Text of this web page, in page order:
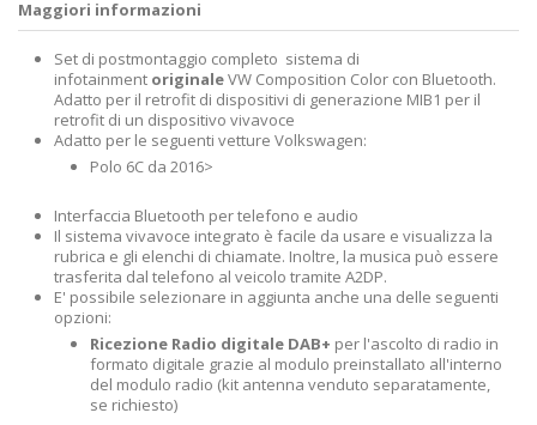
Maggiori informazioni
Set di postmontaggio completo sistema di
infotainment originaleVW Composition Color con Bluetooth.
Adatto per il retrofit di dispositivi di generazione MIB1 per il
retrofit di un dispositivo vivavoce
Adatto per le seguenti vetture Volkswagen:
Polo 6C da 2016>
Interfaccia Bluetooth per telefono e audio
Il sistema vivavoce integrato è facile da usare e visualizza la
rubrica e gli elenchi di chiamate. Inoltre, la musica può essere
trasferita dal telefono al veicolo tramite A2DP.
E' possibile selezionare in aggiunta anche una delle seguenti
opzioni:
Ricezione Radio digitale DAB+ per l'ascolto di radio in
formato digitale grazie al modulo preinstallato all'interno
del modulo radio (kit antenna venduto separatamente,
se richiesto)